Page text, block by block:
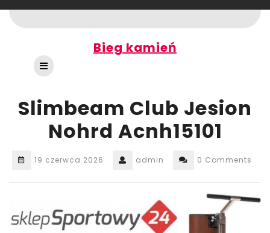
to
content
Bieg kamień
Open
Button
Slimbeam Club Jesion
Nohrd Acnh15101
19 czerwca 2026 admin 0 Comments